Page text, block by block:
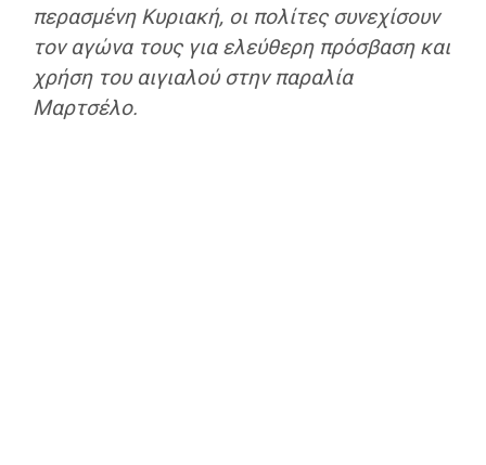
περασμένη Κυριακή, οι πολίτες συνεχίσουν
τον αγώνα τους για ελεύθερη πρόσβαση και
χρήση του αιγιαλού στην παραλία
Μαρτσέλο.